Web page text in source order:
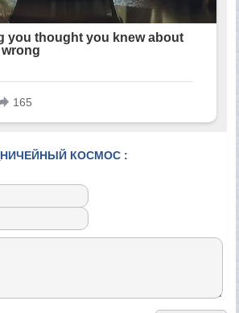
НИЧЕЙНЫЙ КОСМОС :